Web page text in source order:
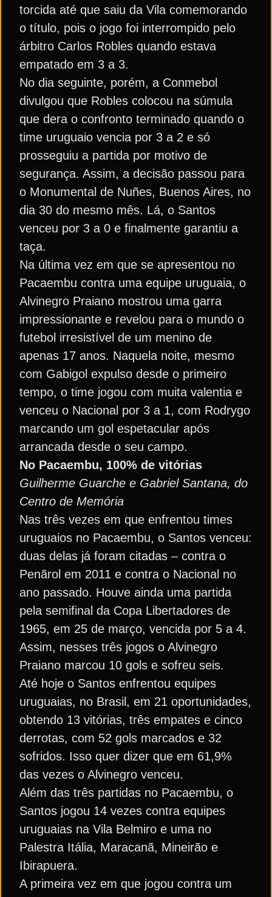
torcida até que saiu da Vila comemorando
o título, pois o jogo foi interrompido pelo
árbitro Carlos Robles quando estava
empatado em 3 a 3.
No dia seguinte, porém, a Conmebol
divulgou que Robles colocou na súmula
que dera o confronto terminado quando o
time uruguaio vencia por 3 a 2 e só
prosseguiu a partida por motivo de
segurança. Assim, a decisão passou para
o Monumental de Nuñes, Buenos Aires, no
dia 30 do mesmo mês. Lá, o Santos
venceu por 3 a 0 e finalmente garantiu a
taça.
Na última vez em que se apresentou no
Pacaembu contra uma equipe uruguaia, o
Alvinegro Praiano mostrou uma garra
impressionante e revelou para o mundo o
futebol irresistível de um menino de
apenas 17 anos. Naquela noite, mesmo
com Gabigol expulso desde o primeiro
tempo, o time jogou com muita valentia e
venceu o Nacional por 3 a 1, com Rodrygo
marcando um gol espetacular após
arrancada desde o seu campo.
No Pacaembu, 100% de vitórias
Guilherme Guarche e Gabriel Santana, do
Centro de Memória
Nas três vezes em que enfrentou times
uruguaios no Pacaembu, o Santos venceu:
duas delas já foram citadas – contra o
Penãrol em 2011 e contra o Nacional no
ano passado. Houve ainda uma partida
pela semifinal da Copa Libertadores de
1965, em 25 de março, vencida por 5 a 4.
Assim, nesses três jogos o Alvinegro
Praiano marcou 10 gols e sofreu seis.
Até hoje o Santos enfrentou equipes
uruguaias, no Brasil, em 21 oportunidades,
obtendo 13 vitórias, três empates e cinco
derrotas, com 52 gols marcados e 32
sofridos. Isso quer dizer que em 61,9%
das vezes o Alvinegro venceu.
Além das três partidas no Pacaembu, o
Santos jogou 14 vezes contra equipes
uruguaias na Vila Belmiro e uma no
Palestra Itália, Maracanã, Mineirão e
Ibirapuera.
A primeira vez em que jogou contra um